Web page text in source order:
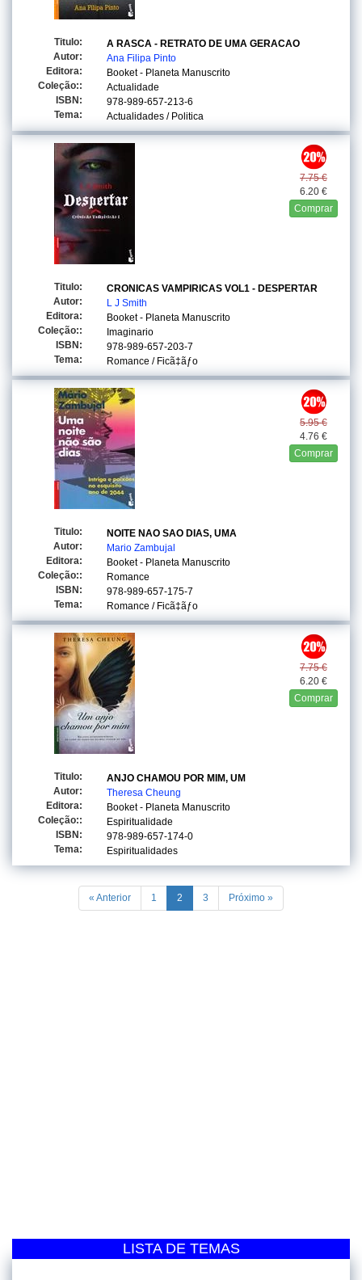
Titulo:
A RASCA - RETRATO DE UMA GERACAO
Autor:
Ana Filipa Pinto
Editora:
Booket - Planeta Manuscrito
Coleção::
Actualidade
ISBN:
978-989-657-213-6
Tema:
Actualidades / Politica
7.75 €
6.20 €
Comprar
Titulo:
CRONICAS VAMPIRICAS VOL1 - DESPERTAR
Autor:
L J Smith
Editora:
Booket - Planeta Manuscrito
Coleção::
Imaginario
ISBN:
978-989-657-203-7
Tema:
Romance / Ficã‡ãƒo
5.95 €
4.76 €
Comprar
Titulo:
NOITE NAO SAO DIAS, UMA
Autor:
Mario Zambujal
Editora:
Booket - Planeta Manuscrito
Coleção::
Romance
ISBN:
978-989-657-175-7
Tema:
Romance / Ficã‡ãƒo
7.75 €
6.20 €
Comprar
Titulo:
ANJO CHAMOU POR MIM, UM
Autor:
Theresa Cheung
Editora:
Booket - Planeta Manuscrito
Coleção::
Espiritualidade
ISBN:
978-989-657-174-0
Tema:
Espiritualidades
« Anterior 1 2 3 Próximo »
LISTA DE TEMAS